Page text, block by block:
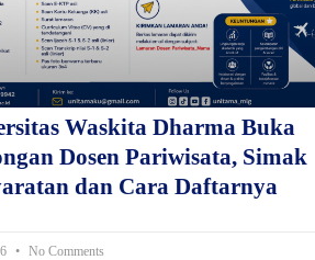
Waskita Dharma Buka
Dosen Pariwisata, Simak
dan Cara Daftarnya
No Comments